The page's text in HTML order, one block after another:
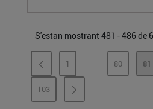
S'estan mostrant 481 - 486 de
PÀGINA
1 ...PÀGINESPÀGINA
80 81
PÀGINA
103